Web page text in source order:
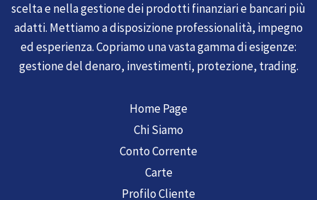
scelta e nella gestione dei prodotti finanziari e bancari più
adatti. Mettiamo a disposizione professionalità, impegno
ed esperienza. Copriamo una vasta gamma di esigenze:
gestione del denaro, investimenti, protezione, trading.
Home Page
Chi Siamo
Conto Corrente
Carte
Profilo Cliente